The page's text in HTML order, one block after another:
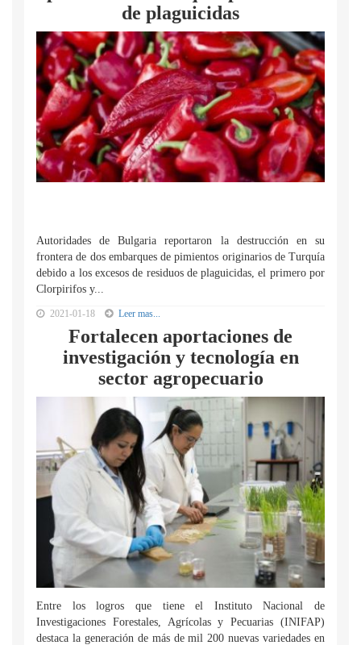
de plaguicidas
Autoridades de Bulgaria reportaron la destrucción en su
frontera de dos embarques de pimientos originarios de Turquía
debido a los excesos de residuos de plaguicidas, el primero por
Clorpirifos y...
2021-01-18 Leer mas...
Fortalecen aportaciones de
investigación y tecnología en
sector agropecuario
Entre los logros que tiene el Instituto Nacional de
Investigaciones Forestales, Agrícolas y Pecuarias (INIFAP)
destaca la generación de más de mil 200 nuevas variedades en